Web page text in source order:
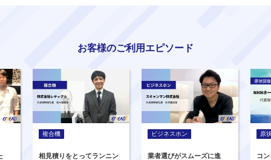
お客様のご利用エピソード
複合機
相見積りをとってランニン
ビジネスホン
業者選びがスムーズに進
原
コ